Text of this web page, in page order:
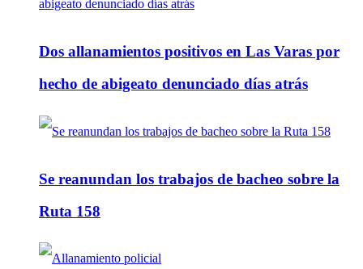
Dos allanamientos positivos en Las Varas por
hecho de abigeato denunciado días atrás
Se reanundan los trabajos de bacheo sobre la
Ruta 158